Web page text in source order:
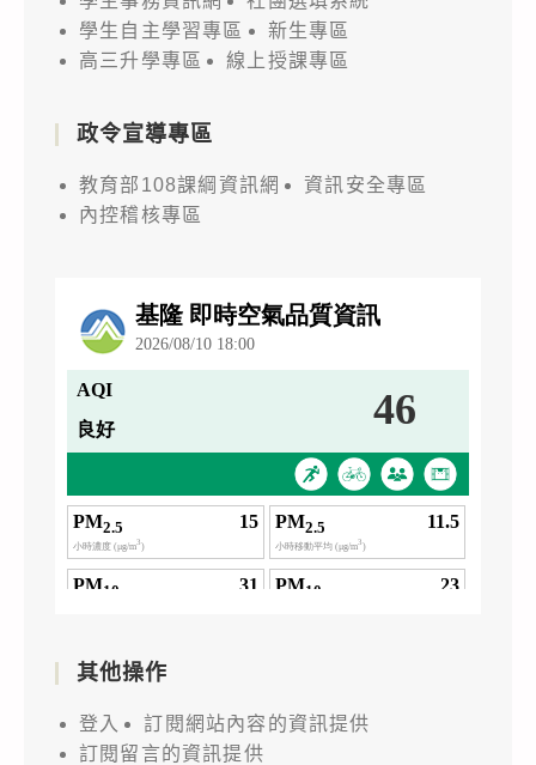
學生自主學習專區
新生專區
高三升學專區
線上授課專區
政令宣導專區
教育部108課綱資訊網
資訊安全專區
內控稽核專區
其他操作
登入
訂閱網站內容的資訊提供
訂閱留言的資訊提供